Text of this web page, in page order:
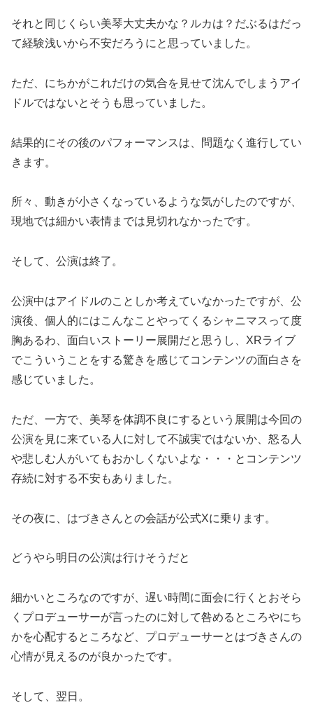
それと同じくらい美琴大丈夫かな？ルカは？だぶるはだっ
て経験浅いから不安だろうにと思っていました。
ただ、にちかがこれだけの気合を見せて沈んでしまうアイ
ドルではないとそうも思っていました。
結果的にその後のパフォーマンスは、問題なく進行してい
きます。
所々、動きが小さくなっているような気がしたのですが、
現地では細かい表情までは見切れなかったです。
そして、公演は終了。
公演中はアイドルのことしか考えていなかったですが、公
演後、個人的にはこんなことやってくるシャニマスって度
胸あるわ、面白いストーリー展開だと思うし、XRライブ
でこういうことをする驚きを感じてコンテンツの面白さを
感じていました。
ただ、一方で、美琴を体調不良にするという展開は今回の
公演を見に来ている人に対して不誠実ではないか、怒る人
や悲しむ人がいてもおかしくないよな・・・とコンテンツ
存続に対する不安もありました。
その夜に、はづきさんとの会話が公式Xに乗ります。
どうやら明日の公演は行けそうだと
細かいところなのですが、遅い時間に面会に行くとおそら
くプロデューサーが言ったのに対して咎めるところやにち
かを心配するところなど、プロデューサーとはづきさんの
心情が見えるのが良かったです。
そして、翌日。